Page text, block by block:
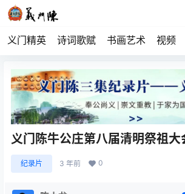
义门精英 诗词歌赋 书画艺术 视频
义门陈牛公庄第八届清明祭祖大
纪录片 3 年前 0